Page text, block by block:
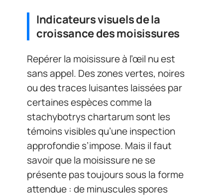
Indicateurs visuels de la
croissance des moisissures
Repérer la moisissure à l’œil nu est
sans appel. Des zones vertes, noires
ou des traces luisantes laissées par
certaines espèces comme la
stachybotrys chartarum sont les
témoins visibles qu’une inspection
approfondie s’impose. Mais il faut
savoir que la moisissure ne se
présente pas toujours sous la forme
attendue : de minuscules spores